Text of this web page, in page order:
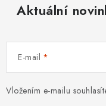
Aktuální
E-mail
Vložením e-mailu